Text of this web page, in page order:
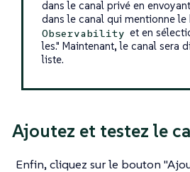
dans le canal privé en
dans le canal qui mentionne
Observability et en
les." Maintenant, le canal sera
liste.
Ajoutez et testez le
Enfin, cliquez sur le bouton